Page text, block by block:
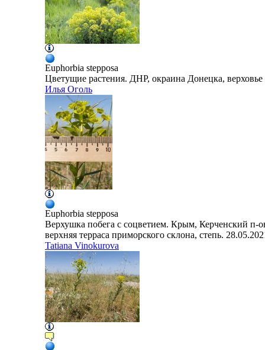
Euphorbia stepposa
Цветущие растения. ДНР, окраина Донецка,
Илья Оголь
Euphorbia stepposa
Верхушка побега с соцветием. Крым, Керченский
верхняя терраса приморского склона, степь.
Tatiana Vinokurova